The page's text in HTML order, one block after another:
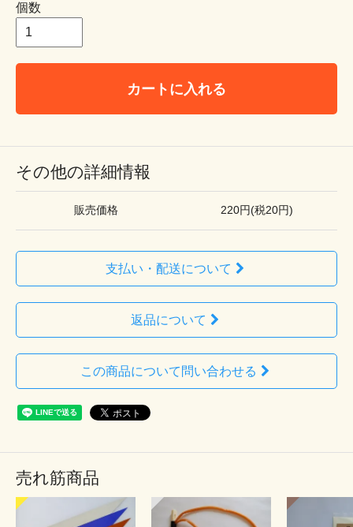
個数
カートに入れる
その他の詳細情報
販売価格 220円(税20円)
支払い・配送について
返品について
この商品について問い合わせる
売れ筋商品